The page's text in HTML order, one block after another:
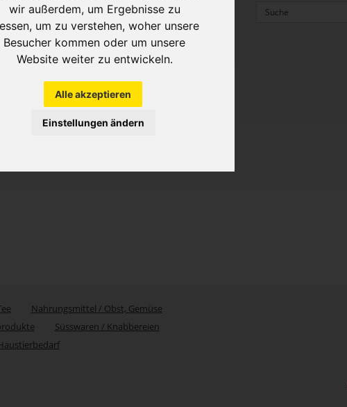
wir außerdem, um Ergebnisse zu
um zu verstehen, woher unsere
Besucher kommen oder um unsere
Website weiter zu entwickeln.
Alle akzeptieren
Einstellungen ändern
- Fruchtsaft / Nektar
Nahrungsmittel / Obst, Gemüse
Süsswaren / Knabbereien